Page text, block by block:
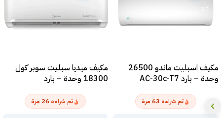
مكيف اسبليت ماندو 26500
وحدة – بارد AC-30c-T7
تم شراءه 63 مرة
مكيف ميديا سبليت سوبر كول
18300 وحدة – بارد
تم شراءه 26 مرة